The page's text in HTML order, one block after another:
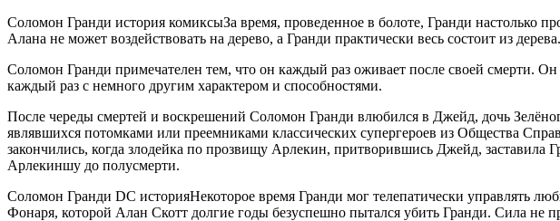
Соломон Гранди история комиксыЗа время, проведенное в болоте, Гранди настолько
Алана не может воздействовать на дерево, а Гранди практически весь состоит из
Соломон Гранди примечателен тем, что он каждый раз оживает после своей смерти.
каждый раз с немного другим характером и способностями.
После череды смертей и воскрешений Соломон Гранди влюбился в Джейд, дочь
являвшихся потомками или преемниками классических супергероев из Общества
закончились, когда злодейка по прозвищу Арлекин, притворившись Джейд, заставила
Арлекиншу до полусмерти.
Соломон Гранди DC историяНекоторое время Гранди мог телепатически управлять
Фонаря, которой Алан Скотт долгие годы безуспешно пытался убить Гранди. Сила не